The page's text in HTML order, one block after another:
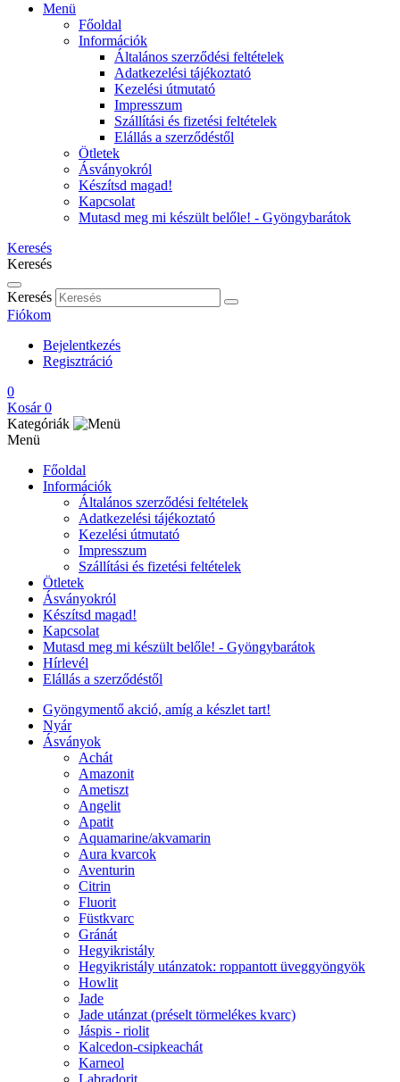
Menü
Főoldal
Információk
Általános szerződési feltételek
Adatkezelési tájékoztató
Kezelési útmutató
Impresszum
Szállítási és fizetési feltételek
Elállás a szerződéstől
Ötletek
Ásványokról
Készítsd magad!
Kapcsolat
Mutasd meg mi készült belőle! - Gyöngybarátok
Keresés
Keresés
Keresés
Fiókom
Bejelentkezés
Regisztráció
0
Kosár 0
Kategóriák
Menü
Főoldal
Információk
Általános szerződési feltételek
Adatkezelési tájékoztató
Kezelési útmutató
Impresszum
Szállítási és fizetési feltételek
Ötletek
Ásványokról
Készítsd magad!
Kapcsolat
Mutasd meg mi készült belőle! - Gyöngybarátok
Hírlevél
Elállás a szerződéstől
Gyöngymentő akció, amíg a készlet tart!
Nyár
Ásványok
Achát
Amazonit
Ametiszt
Angelit
Apatit
Aquamarine/akvamarin
Aura kvarcok
Aventurin
Citrin
Fluorit
Füstkvarc
Gránát
Hegyikristály
Hegyikristály utánzatok: roppantott üveggyöngyök
Howlit
Jade
Jade utánzat (préselt törmelékes kvarc)
Jáspis - riolit
Kalcedon-csipkeachát
Karneol